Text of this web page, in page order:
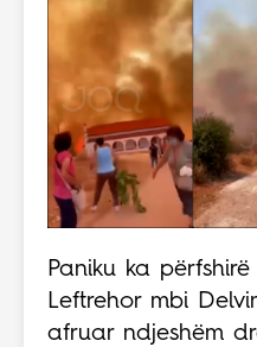
Paniku ka
Leftrehor mbi
afruar ndjeshëm